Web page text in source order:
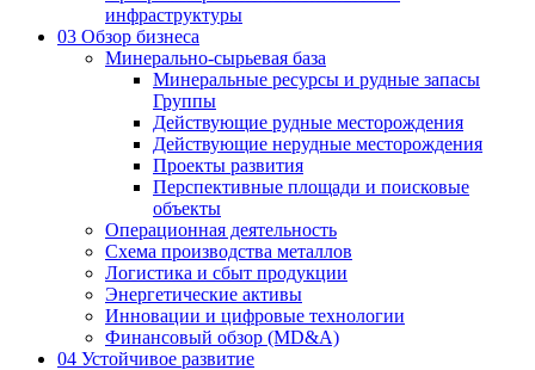
инфраструктуры
03 Обзор бизнеса
Минерально-сырьевая база
Минеральные ресурсы и рудные запасы
Группы
Действующие рудные месторождения
Действующие нерудные месторождения
Проекты развития
Перспективные площади и поисковые
объекты
Операционная деятельность
Схема производства металлов
Логистика и сбыт продукции
Энергетические активы
Инновации и цифровые технологии
Финансовый обзор (MD&A)
04 Устойчивое развитие